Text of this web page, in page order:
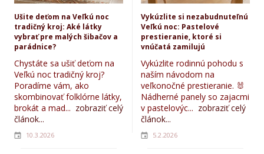
Ušite deťom na Veľkú noc
tradičný kroj: Aké látky
vybrať pre malých šibačov a
parádnice?
Chystáte sa ušiť deťom na
Veľkú noc tradičný kroj?
Poradíme vám, ako
skombinovať folklórne látky,
brokát a mad... zobraziť celý
článok...
10.3.2026
Vykúzlite si nezabudnuteľnú
Veľkú noc: Pastelové
prestieranie, ktoré si
vnúčatá zamilujú
Vykúzlite rodinnú pohodu s
naším návodom na
veľkonočné prestieranie. 🐰
Nádherné panely so zajacmi
v pastelovýc... zobraziť celý
článok...
5.2.2026